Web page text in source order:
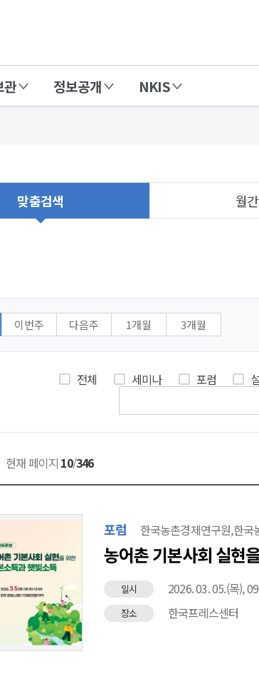
관 정보공개 NKIS
맞춤검색 월
이번주 다음주 1개월 3개월
전체 세미나 포럼
현재 페이지 10/346
포럼 한국농촌경제연구원,한국
농어촌 기본사회 실현
일시 2026. 03. 05.(목),
장소 한국프레스센터